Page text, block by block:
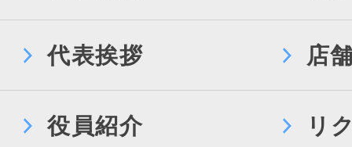
代表挨拶 店
役員紹介 リ